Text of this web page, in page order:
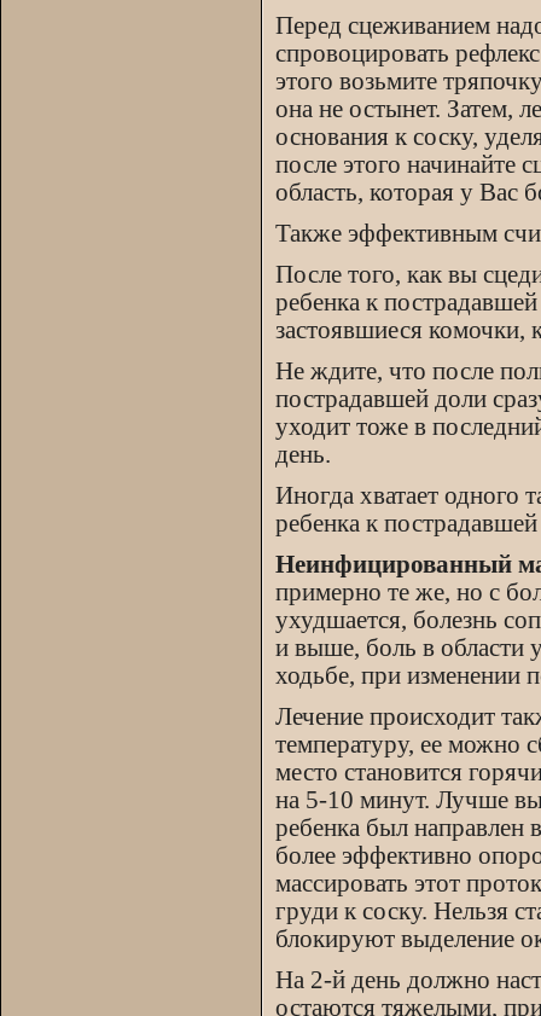
Перед сцеживанием
спровоцировать
этого возьмите
она не остынет. Затем,
основания к соску,
после этого начинайте
область, которая у Вас
Также эффективным
После того, как вы
ребенка к
застоявшиеся комочки,
Не ждите, что после
пострадавшей доли
уходит тоже в
день.
Иногда хватает одного
ребенка к
Неинфицированный
примерно те же, но с
ухудшается, болезнь
и выше, боль в области
ходьбе, при изменении
Лечение происходит
температуру, ее можно
место становится
на 5-10 минут. Лучше
ребенка был направлен
более эффективно
массировать этот
груди к соску. Нельзя
блокируют выделение
На 2-й день должно
остаются тяжелыми,